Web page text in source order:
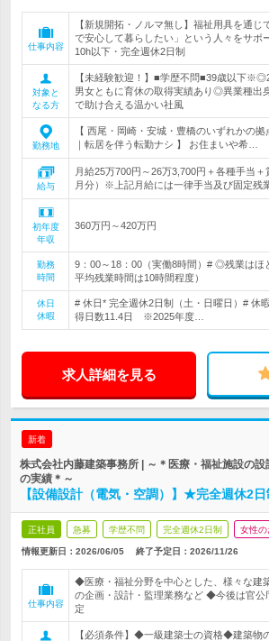
仕事内容
【新規開拓・ノルマ無し】福祉用具を通じ
で安心して暮らしたい」という人々をサポ
10h以下・完全週休2日制
対象と
なる方
【未経験歓迎！】■学歴不問■39歳以下
男女ともに育休の取得実績あり◎異業種出
で助け合える温かい社風
勤務地
【 西尾・岡崎・安城・豊橋のいずれかの
｜転居を伴う転勤ナシ 】 お住まいや希…
給与
月給25万700円～26万3,700円＋各種手当＋
月分）※上記月給には一律手当及び固定残
初年度
年収
360万円～420万円
勤務
時間
9：00～18：00（実働8時間）# ◎残業はほ
平均残業時間は10時間程度）
休日
休暇
# 休日* 完全週休2日制（土・日曜日）# 休
得日数11.4日 ※2025年度…
求人詳細を見る
新着
株式会社内藤建築事務所 | ～＊医療・福祉施設の
の実績＊～
【設備設計（電気・空調）】★完全週休2日
正社員 急募 学歴不問 完全週休2日制 女性の
情報更新日：2026/06/05 終了予定日： 2026/11/26
仕事内容
◆医療・福祉分野を中心とした、様々な建
の企画・設計・監理業務など ◆今後は官公
定
【必須条件】◆一級建築士の資格◆建築物